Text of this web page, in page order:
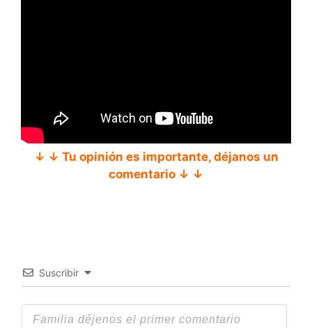
↓ ↓ Tu opinión es importante, déjanos un
comentario ↓ ↓
Suscribir